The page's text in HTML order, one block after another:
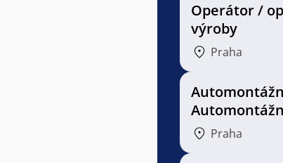
Operátor /
výroby
Praha
Praha